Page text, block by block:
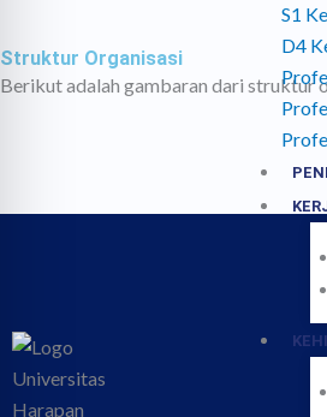
S1
D4
Struktur Organisasi
Berikut adalah gambaran dari struktur